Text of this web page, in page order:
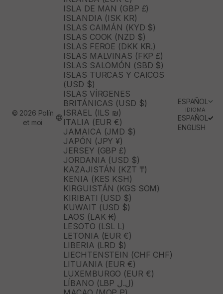
ISLA DE MAN (GBP £)
ISLANDIA (ISK KR)
ISLAS CAIMÁN (KYD $)
ISLAS COOK (NZD $)
ISLAS FEROE (DKK KR.)
ISLAS MALVINAS (FKP £)
ISLAS SALOMÓN (SBD $)
ISLAS TURCAS Y CAICOS
(USD $)
ISLAS VÍRGENES
BRITÁNICAS (USD $)
ISRAEL (ILS ₪)
ITALIA (EUR €)
JAMAICA (JMD $)
JAPÓN (JPY ¥)
JERSEY (GBP £)
JORDANIA (USD $)
KAZAJISTÁN (KZT ₸)
KENIA (KES KSH)
KIRGUISTÁN (KGS SOM)
KIRIBATI (USD $)
KUWAIT (USD $)
LAOS (LAK ₭)
LESOTO (LSL L)
LETONIA (EUR €)
LIBERIA (LRD $)
LIECHTENSTEIN (CHF CHF)
LITUANIA (EUR €)
LUXEMBURGO (EUR €)
LÍBANO (LBP ل.ل)
ESPAÑOL
IDIOMA
ESPAÑOL
ENGLISH
© 2026 Polín
et moi